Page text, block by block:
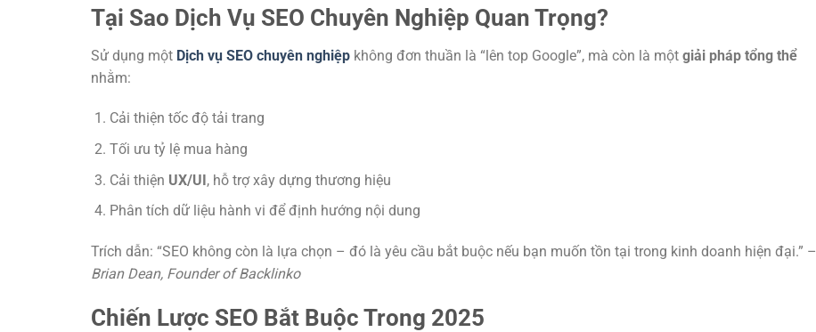
Tại Sao Dịch Vụ SEO Chuyên Nghiệp Quan Trọng?
Sử dụng một Dịch vụ SEO chuyên nghiệp không đơn thuần là “lên top Google”, mà còn là một giải pháp tổng thể
nhằm:
Cải thiện tốc độ tải trang
Tối ưu tỷ lệ mua hàng
Cải thiện UX/UI, hỗ trợ xây dựng thương hiệu
Phân tích dữ liệu hành vi để định hướng nội dung
Trích dẫn: “SEO không còn là lựa chọn – đó là yêu cầu bắt buộc nếu bạn muốn tồn tại trong kinh doanh hiện đại.” –
Brian Dean, Founder of Backlinko
Chiến Lược SEO Bắt Buộc Trong 2025